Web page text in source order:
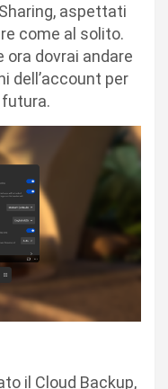
aspettati
come al solito.
ora dovrai andare
dell’account per
il Cloud Backup,